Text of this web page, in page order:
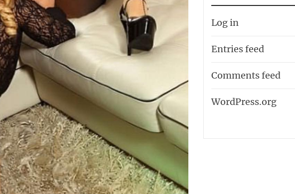
Log in
Entries feed
Comments feed
WordPress.org